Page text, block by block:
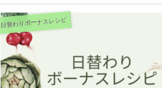
日替わりボーナスレシピ